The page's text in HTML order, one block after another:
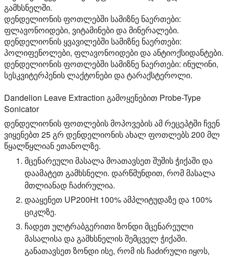
გამხსნელში.
დენდელიონის ფოთლებში სამიზნე ნაერთები:
ფლავონოიდები, ვიტამინები და მინერალები.
დენდელიონის ყვავილებში სამიზნე ნაერთები:
პოლიფენოლები, ფლავონოიდები და ანტიოქსიდანტები.
დენდელიონის ფოთლებში სამიზნე ნაერთები: ინულინი,
სესკვიტერპენის ლაქტონები და ტარაქსტეროლი.
Dandelion Leave Extraction გამოყენებით Probe-Type
Sonicator
დენდელიონის ფოთლების მოპოვების ამ რეცეპტში ჩვენ
ვიყენებთ 25 გრ დენდელიონის ახალ ფოთლებს 200 მლ
წყალწყლიან ეთანოლზე.
მცენარეული მასალა მოათავსეთ შუშის ჭიქაში და
დაამატეთ გამხსნელი. დარწმუნდით, რომ მასალა
მთლიანად ჩაძირულია.
დააყენეთ UP200Ht 100% ამპლიტუდაზე და 100%
ციკლზე.
ჩადეთ ულტრაბგერითი ზონდი მცენარეული
მასალისა და გამხსნელის შემცველ ჭიქაში.
განათავსეთ ზონდი ისე, რომ ის ჩაძირული იყოს,